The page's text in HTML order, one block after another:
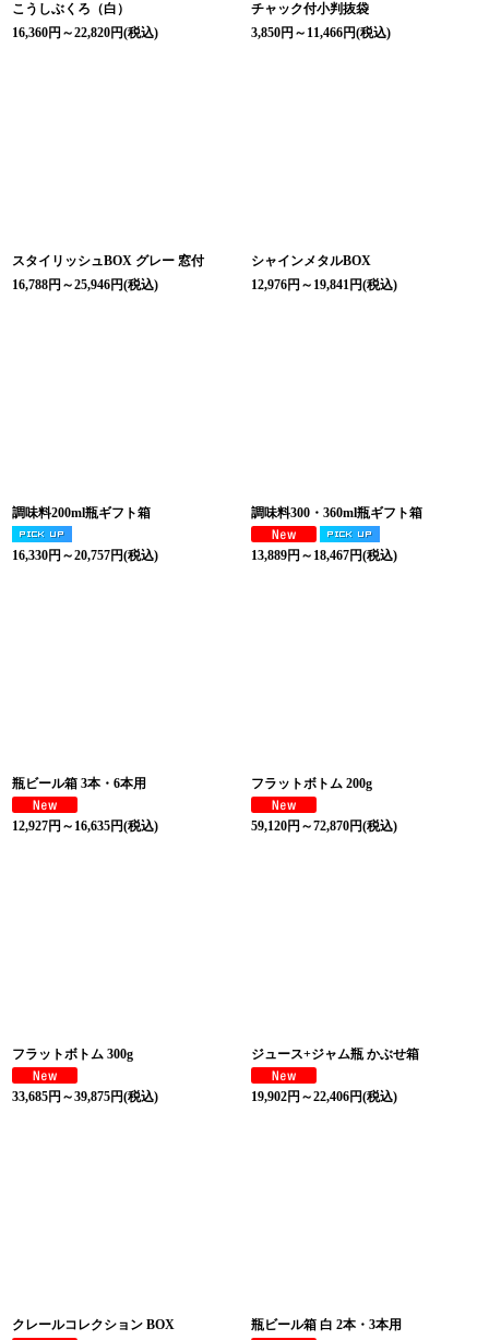
こうしぶくろ（白）
16,360円 ～22,820円(税込)
チャック付小判抜袋
3,850円 ～11,466円(税込)
スタイリッシュBOX グレー 窓付
16,788円 ～25,946円(税込)
シャインメタルBOX
12,976円 ～19,841円(税込)
調味料200ml瓶ギフト箱
16,330円 ～20,757円(税込)
調味料300・360ml瓶ギフト箱
13,889円 ～18,467円(税込)
瓶ビール箱 3本・6本用
12,927円 ～16,635円(税込)
フラットボトム 200g
59,120円 ～72,870円(税込)
フラットボトム 300g
33,685円 ～39,875円(税込)
ジュース+ジャム瓶 かぶせ箱
19,902円 ～22,406円(税込)
クレールコレクション BOX 瓶ビール箱 白 2本・3本用